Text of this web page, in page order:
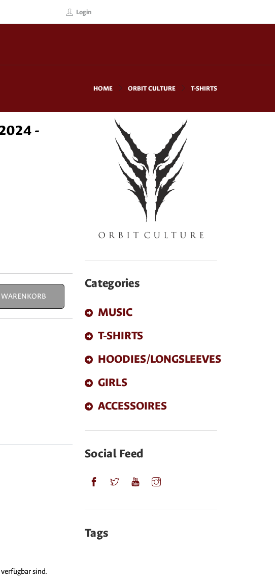
Login
HOME ORBIT CULTURE T-SHIRTS
-
sind.
Categories
MUSIC
T-SHIRTS
HOODIES/LONGSLEEVES
GIRLS
ACCESSOIRES
Social Feed
Tags